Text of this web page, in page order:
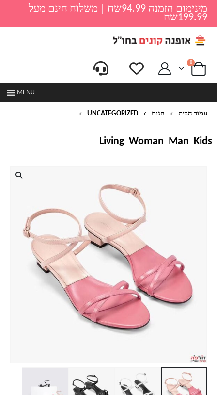
מינימום הזמנה 94.99שח | משלוח חינם מעל
199.99שח
0
MENU
עמוד הבית חנות UNCATEGORIZED
Kids
Man
Woman
Living